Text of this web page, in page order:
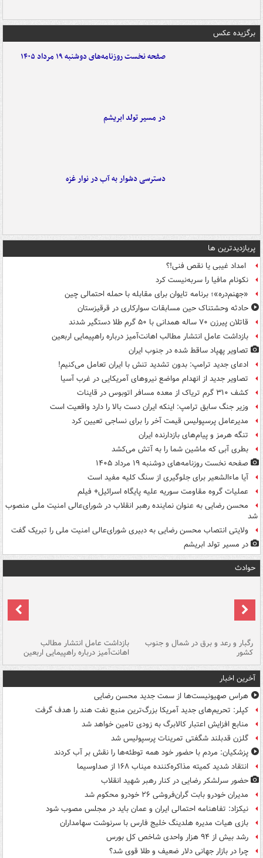
برگزیده عکس
صفحه نخست روزنامه‌های دوشنبه ۱۹ مرداد ۱۴۰۵
در مسیر تولد ابریشم
دسترسی دشوار به آب در نوار غزه
پربازدیدترین ها
امداد غیبی یا نقص فنی!؟
نکونام مافیا را سربه‌نیست کرد
«جهنم‌دره»؛ برنامه تایوان برای مقابله با حمله احتمالی چین
حادثه وحشتناک حین مسابقات سوارکاری در قرقیزستان
قاتلان پیرزن ۷۰ ساله همدانی با ۵۰ گرم طلا دستگیر شدند
بازداشت عامل انتشار مطالب اهانت‌آمیز درباره راهپیمایی اربعین
تصاویر پهپاد ساقط شده در جنوب ایران
ادعای جدید ترامپ: بدون تشدید تنش با ایران تعامل می‌کنیم!
تصاویر جدید از انهدام مواضع نیروهای آمریکایی در غرب آسیا
کشف ۳۱۰ گرم تریاک از معده مسافر اتوبوس در قاینات
وزیر جنگ سابق ترامپ: اینکه ایران دست بالا را دارد واقعیت است
مدیرعامل پرسپولیس قیمت آخر را برای نساجی تعیین کرد
تنگه هرمز و پیام‌های بازدارنده ایران
بطری آبی که ماشین شما را به آتش می‌کشد
صفحه نخست روزنامه‌های دوشنبه ۱۹ مرداد ۱۴۰۵
آیا ماءالشعیر برای جلوگیری از سنگ کلیه مفید است
عملیات گروه مقاومت سوریه علیه پایگاه اسرائیل+ فیلم
محسن رضایی به عنوان نماینده رهبر انقلاب در شورای‌عالی امنیت ملی منصوب
شد
ولایتی انتصاب محسن رضایی به دبیری شورای‌عالی امنیت ملی را تبریک گفت
در مسیر تولد ابریشم
حوادث
رگبار و رعد و برق در شمال و جنوب
کشور
بازداشت عامل انتشار مطالب
اهانت‌آمیز درباره راهپیمایی اربعین
آخرین اخبار
هراس صهیونیست‌ها از سمت جدید محسن رضایی
کپلر: تحریم‌های جدید آمریکا بزرگ‌ترین منبع نفت هند را هدف گرفت
منابع افزایش اعتبار کالابرگ به زودی تامین خواهد شد
گلزن قدبلند شگفتی تمرینات پرسپولیس شد
پزشکیان: مردم با حضور خود همه توطئه‌ها را نقش بر آب کردند
انتقاد شدید کمیته مذاکره‌کننده میناب ۱۶۸ از صداوسیما
حضور سرلشکر رضایی در کنار رهبر شهید انقلاب
مدیران خودرو بابت گران‌فروشی ۲۶ خودرو محکوم شد
نیکزاد: تفاهنامه احتمالی ایران و عمان باید در مجلس مصوب شود
بازی هیات مدیره هلدینگ خلیج فارس با سرنوشت سهامداران
رشد بیش از ۹۴ هزار واحدی شاخص کل بورس
چرا در بازار جهانی دلار ضعیف و طلا قوی شد؟